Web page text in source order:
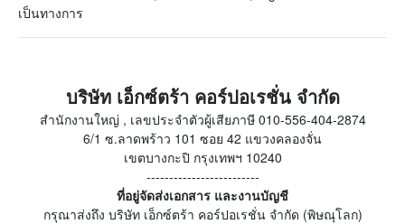
เป็นทางการ
บริษัท เอ็กซ์ตร้า คอร์ปอเรชั่น จำกัด
สำนักงานใหญ่ , เลขประจำตัวผู้เสียภาษี 010-556-404-2874
6/1 ซ.ลาดพร้าว 101 ซอย 42 แขวงคลองจั่น
เขตบางกะปิ กรุงเทพฯ 10240
-------------------------
ที่อยู่จัดส่งเอกสาร และงานบัญชี
กรุณาส่งถึง บริษัท เอ็กซ์ตร้า คอร์ปอเรชั่น จำกัด (พิษณุโลก)